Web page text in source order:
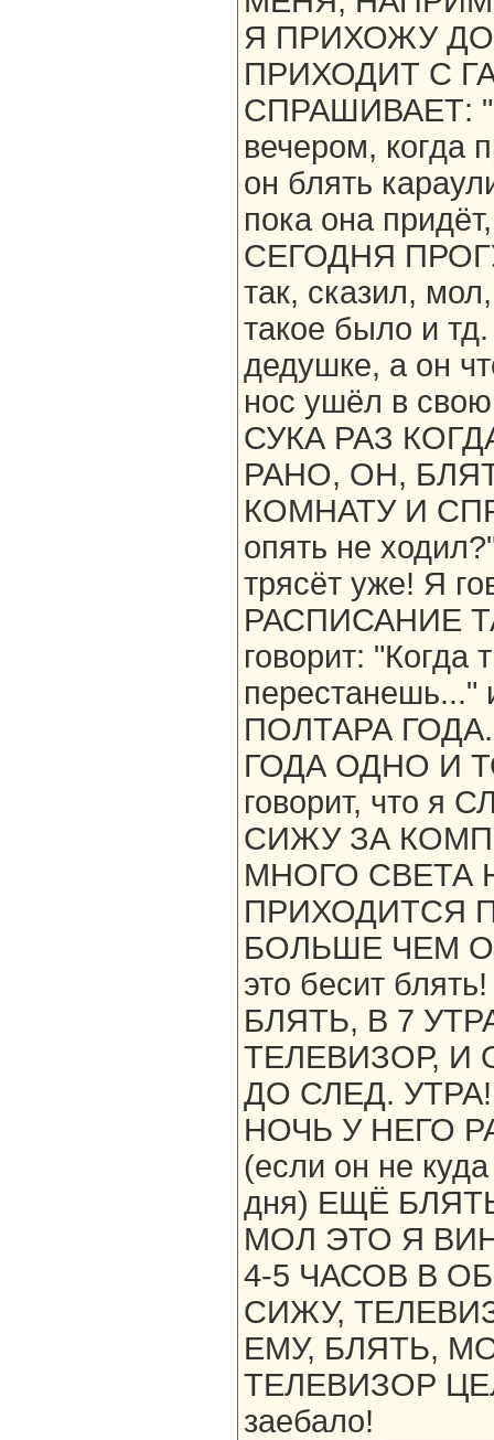
Я ПРИХОЖУ
ПРИХОДИТ С
СПРАШИВАЕТ:
вечером, когда
он блять
пока она
СЕГОДНЯ
так, сказил,
такое было и
дедушке, а он
нос ушёл в
СУКА РАЗ
РАНО, ОН,
КОМНАТУ И
опять не
трясёт уже! Я
РАСПИСАНИЕ
говорит: "Когда
ПОЛТАРА
ГОДА ОДНО И
говорит, что
СИЖУ ЗА
МНОГО СВЕТА
ПРИХОДИТСЯ
БОЛЬШЕ ЧЕМ
это бесит
БЛЯТЬ, В 7
ТЕЛЕВИЗОР, И
ДО СЛЕД.
НОЧЬ У НЕГО
(если он не
дня) ЕЩЁ
МОЛ ЭТО Я
4-5 ЧАСОВ В
СИЖУ,
ЕМУ, БЛЯТЬ,
ТЕЛЕВИЗОР
заебало!